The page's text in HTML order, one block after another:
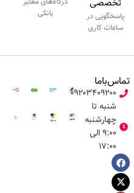
تخصصی
پاسخگویی در
ساعات کاری
بانکی
تماس‌با‌ما
۰۹۲۰۳۴۰۹۲۰۰
شنبه تا
چهارشنبه
۹:۰۰ الی
۱۷:۰۰